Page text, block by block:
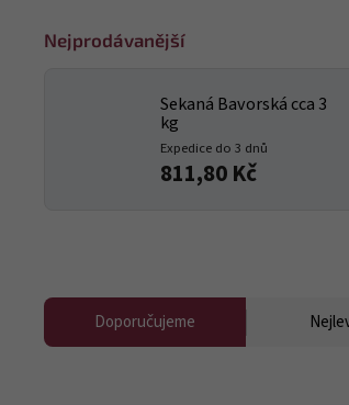
Nejprodávanější
Sekaná Bavorská cca 3
kg
Expedice do 3 dnů
811,80 Kč
Doporučujeme